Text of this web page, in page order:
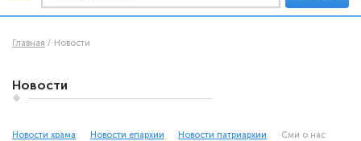
Главная Новости
Новости
Новости храма Новости епархии Новости патриархии Сми о нас